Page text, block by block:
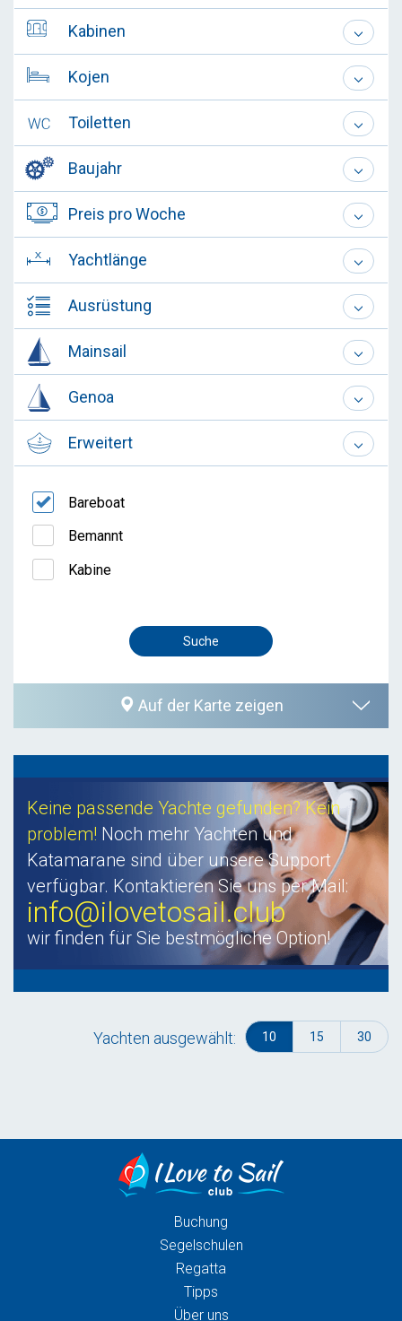
Kabinen
Kojen
Toiletten
Baujahr
Preis pro Woche
Yachtlänge
Ausrüstung
Mainsail
Genoa
Erweitert
Bareboat
Bemannt
Kabine
Auf der Karte zeigen
Keine passende Yachte gefunden? Kein
problem! Noch mehr Yachten und
Katamarane sind über unsere Support
verfügbar. Kontaktieren Sie uns per Mail:
info@ilovetosail.club
wir finden für Sie bestmögliche Option!
Yachten ausgewählt: 10 15 30
Buchung
Segelschulen
Regatta
Tipps
Über uns